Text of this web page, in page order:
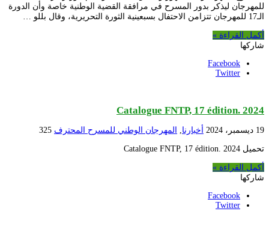
للمهرجان ليذكر بدور المسرح في مرافقة القضية الوطنية خاصة وأن الدورة
الـ17 للمهرجان تتزامن الاحتفال بسبعينية الثورة التحريرية، وقال بللو …
أكمل القراءة »
شاركها
Facebook
Twitter
Catalogue FNTP, 17 édition. 2024
19 ديسمبر، 2024 أخبارنا, المهرجان الوطني للمسرح المحترف 325
تحميل Catalogue FNTP, 17 édition. 2024
أكمل القراءة »
شاركها
Facebook
Twitter